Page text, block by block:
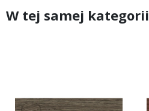
W tej samej kategorii